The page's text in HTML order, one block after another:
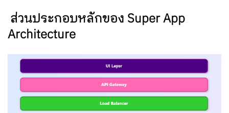
ส่วนประกอบหลักของ Super App
Architecture